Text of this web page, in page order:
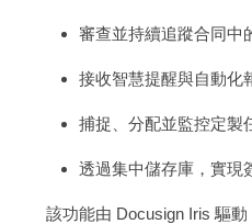
審查並持續追蹤合同中
接收智慧提醒與自動化
捕捉、分配並監控定製
透過集中儲存庫，實現
該功能由 Docusign Iris 驅